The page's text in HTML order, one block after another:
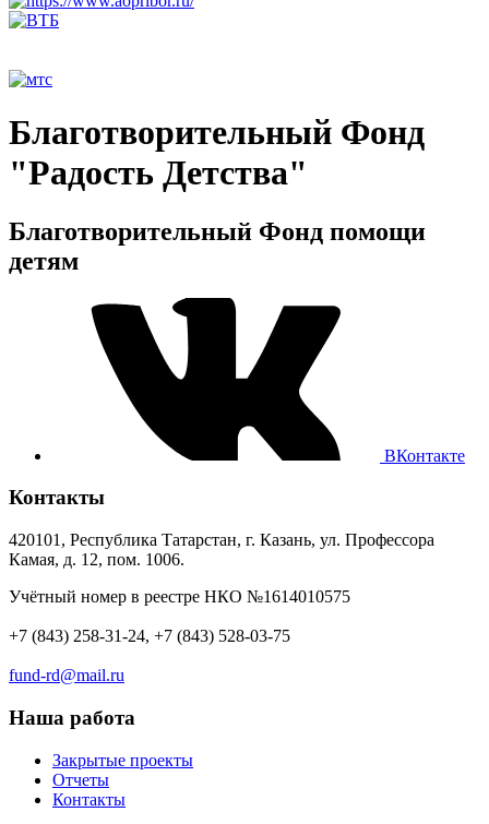
Благотворительный Фонд
"Радость Детства"
Благотворительный Фонд помощи
детям
ВКонтакте
Контакты
420101, Республика Татарстан, г. Казань, ул. Профессора
Камая, д. 12, пом. 1006.
Учётный номер в реестре НКО №1614010575
+7 (843) 258-31-24, +7 (843) 528-03-75
fund-rd@mail.ru
Наша работа
Закрытые проекты
Отчеты
Контакты